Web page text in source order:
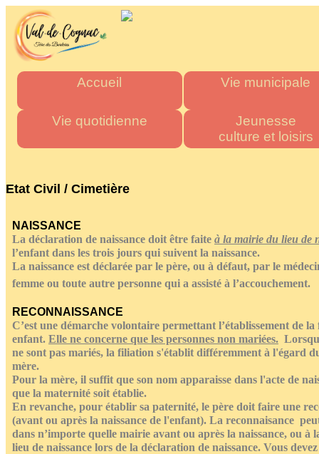
Accueil
Mairie
Vie municipale
Horaires des mairies
Charte commune
Admin
Vie quotidienne
Commerces de proximité
Transports
Tous les numéros
Jeunesse
culture et loisirs
Centre d'accueil
de loisirs
"La P'tite Pomme"
Affiches 2023-2024
Affiches 2024-2025
Etat Civil / Cimetière
NAISSANCE
La déclaration de naissance doit être faite à la mairie du lieu de
l’enfant dans les trois jours qui suivent la naissance.
La naissance est déclarée par le père, ou à défaut, par le
femme ou toute autre personne qui a assisté à l’accouchement.
RECONNAISSANCE
C’est une démarche volontaire permettant l’établissement de
enfant. Elle ne concerne que les personnes non mariées.
ne sont pas mariés, la filiation s'établit différemment à l'égard
mère.
Pour la mère, il suffit que son nom apparaisse dans l'acte de
que la maternité soit établie.
En revanche, pour établir sa paternité, le père doit faire une
(avant ou après la naissance de l'enfant). La reconnaisance
dans n’importe quelle mairie avant ou après la naissance, ou à
lieu de naissance lors de la déclaration de naissance. Vous